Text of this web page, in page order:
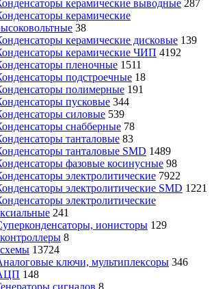
керамические выводные 287
керамические
38
керамические дисковые 139
керамические ЧИП 4192
пленочные 1511
подстроечные 18
полимерные 191
пусковые 344
силовые 539
снабберные 78
танталовые 83
танталовые SMD 1489
фазовые косинусные 98
электролитические 7922
электролитические SMD 1221
электролитические
241
ионисторы 129
8
13724
ключи, мультиплексоры 346
148
сигналов 8